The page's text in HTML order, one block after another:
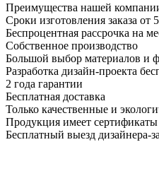
Преимущества нашей
Сроки изготовления заказа от
Беспроцентная рассрочка на
Собственное производство
Большой выбор материалов и
Разработка дизайн-проекта
2 года гарантии
Бесплатная доставка
Только качественные и
Продукция имеет
Бесплатный выезд дизайнера-